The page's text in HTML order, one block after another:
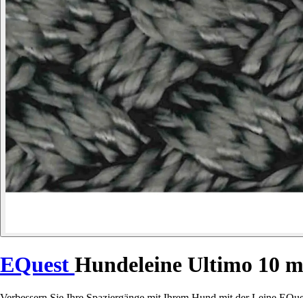
EQuest Hundeleine Ultimo 10